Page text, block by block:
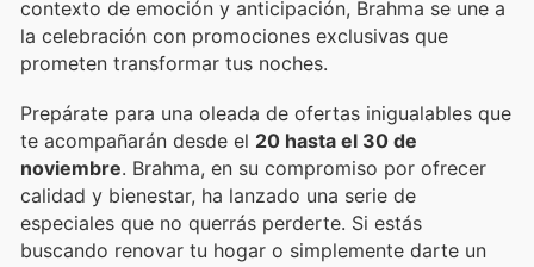
contexto de emoción y anticipación, Brahma se une a
la celebración con promociones exclusivas que
prometen transformar tus noches.
Prepárate para una oleada de ofertas inigualables que
te acompañarán desde el 20 hasta el 30 de
noviembre. Brahma, en su compromiso por ofrecer
calidad y bienestar, ha lanzado una serie de
especiales que no querrás perderte. Si estás
buscando renovar tu hogar o simplemente darte un